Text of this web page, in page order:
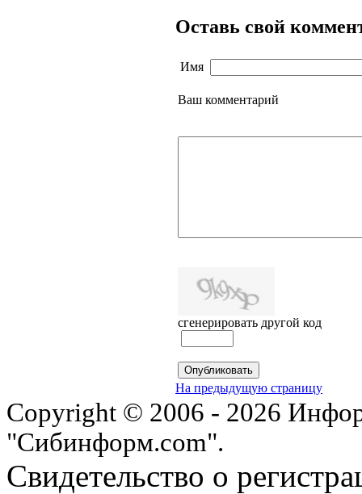
Оставь свой
Имя
Ваш комментарий
сгенерировать другой код
На предыдущую страницу
Copyright © 2006 - 2026
"Сибинформ.com".
Свидетельство о